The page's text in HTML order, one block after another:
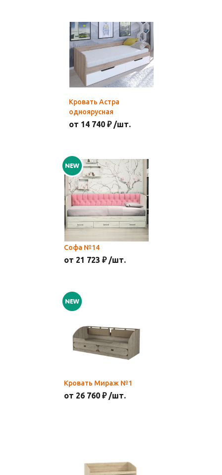
Кровать Астра
одноярусная
от 14 740 ₽ /шт.
Софа №14
от 21 723 ₽ /шт.
Кровать Мираж №1
от 26 760 ₽ /шт.